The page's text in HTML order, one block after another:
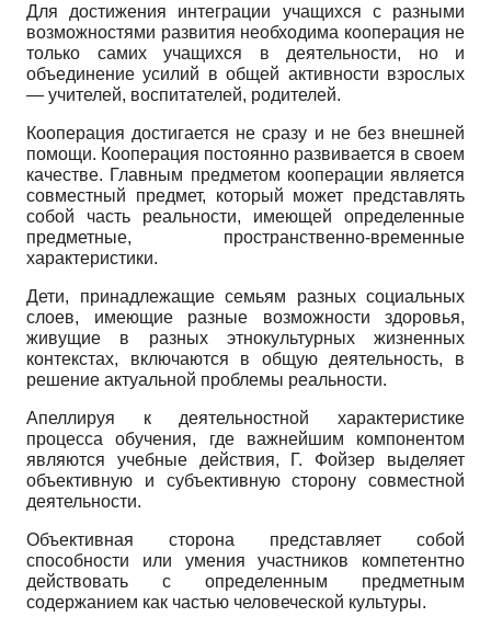
Для достижения интеграции учащихся с разными
возможностями развития необходима кооперация не
только самих учащихся в деятельности, но и
объединение усилий в общей активности взрослых
— учителей, воспитателей, родителей.
Кооперация достигается не сразу и не без внешней
помощи. Кооперация постоянно развивается в своем
качестве. Главным предметом кооперации является
совместный предмет, который может представлять
собой часть реальности, имеющей определенные
предметные, пространственно-временные
характеристики.
Дети, принадлежащие семьям разных социальных
слоев, имеющие разные возможности здоровья,
живущие в разных этнокультурных жизненных
контекстах, включаются в общую деятельность, в
решение актуальной проблемы реальности.
Апеллируя к деятельностной характеристике
процесса обучения, где важнейшим компонентом
являются учебные действия, Г. Фойзер выделяет
объективную и субъективную сторону совместной
деятельности.
Объективная сторона представляет собой
способности или умения участников компетентно
действовать с определенным предметным
содержанием как частью человеческой культуры.